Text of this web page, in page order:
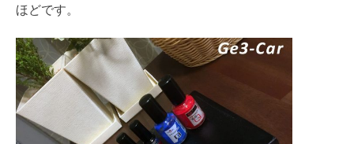
ほどです。